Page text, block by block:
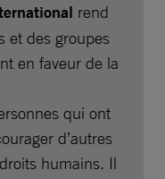
rend
et des groupes
en faveur de la
qui ont
d’autres
humains. Il